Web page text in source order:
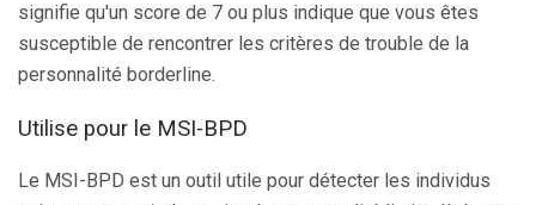
signifie qu'un score de 7 ou plus indique que vous êtes
susceptible de rencontrer les critères de trouble de la
personnalité borderline.
Utilise pour le MSI-BPD
Le MSI-BPD est un outil utile pour détecter les individus